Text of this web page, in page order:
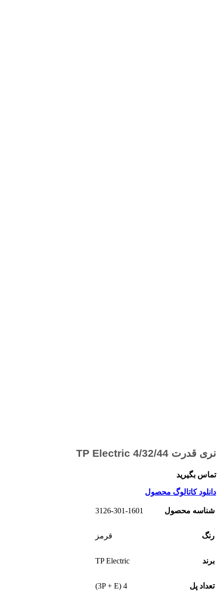
نری قدرت 4/32/44 TP Electric
تماس بگیرید
دانلود کاتالوگ محصول
شناسه محصول 3126-301-1601
رنگ قرمز
برند TP Electric
تعداد پل 4 (3P + E)